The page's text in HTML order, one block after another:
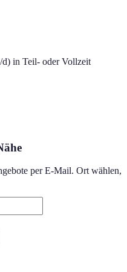
d) in Teil- oder Vollzeit
per E-Mail. Ort wählen,